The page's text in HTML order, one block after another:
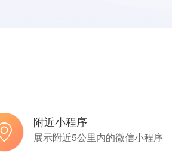
附近小程序
展示附近5公里内的微信小程序